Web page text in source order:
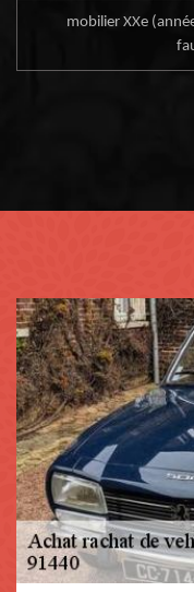
mobilier XXe